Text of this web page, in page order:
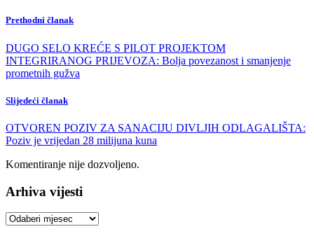
Prethodni članak
DUGO SELO KREĆE S PILOT PROJEKTOM
INTEGRIRANOG PRIJEVOZA: Bolja povezanost i smanjenje
prometnih gužva
Slijedeći članak
OTVOREN POZIV ZA SANACIJU DIVLJIH ODLAGALIŠTA:
Poziv je vrijedan 28 milijuna kuna
Komentiranje nije dozvoljeno.
Arhiva vijesti
Arhiva